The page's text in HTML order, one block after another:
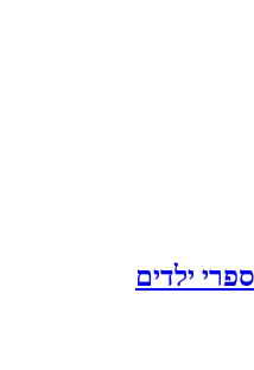
ילדים